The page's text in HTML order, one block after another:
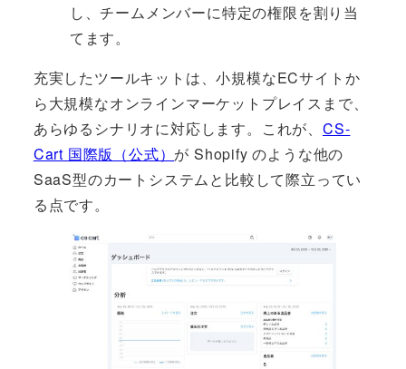
し、チームメンバーに特定の権限を割り当
てます。
充実したツールキットは、小規模なECサイトか
ら大規模なオンラインマーケットプレイスまで、
あらゆるシナリオに対応します。これが、 CS-
Cart 国際版（公式） が Shopify のような他の
SaaS型のカートシステムと比較して際立ってい
る点です。